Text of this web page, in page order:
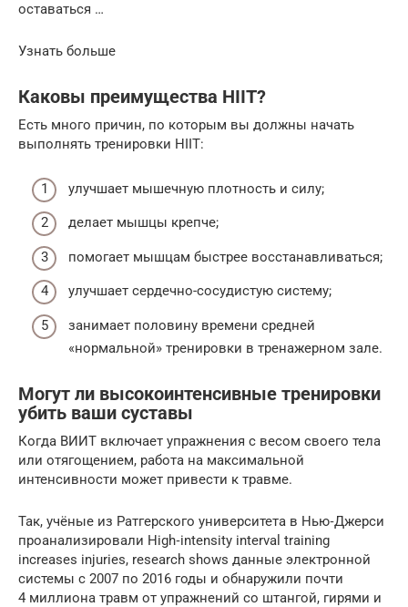
оставаться …
Узнать больше
Каковы преимущества HIIT?
Есть много причин, по которым вы должны начать
выполнять тренировки HIIT:
улучшает мышечную плотность и силу;
делает мышцы крепче;
помогает мышцам быстрее восстанавливаться;
улучшает сердечно-сосудистую систему;
занимает половину времени средней
«нормальной» тренировки в тренажерном зале.
Могут ли высокоинтенсивные тренировки
убить ваши суставы
Когда ВИИТ включает упражнения с весом своего тела
или отягощением, работа на максимальной
интенсивности может привести к травме.
Так, учёные из Ратгерского университета в Нью‑Джерси
проанализировали High‑intensity interval training
increases injuries, research shows данные электронной
системы с 2007 по 2016 годы и обнаружили почти
4 миллиона травм от упражнений со штангой, гирями и